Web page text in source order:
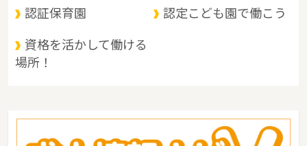
り、観光地としても魅力的な都市であるというような特徴があるエ
認証保育園 認定こども園で働こう
資格を活かして働ける
場所！